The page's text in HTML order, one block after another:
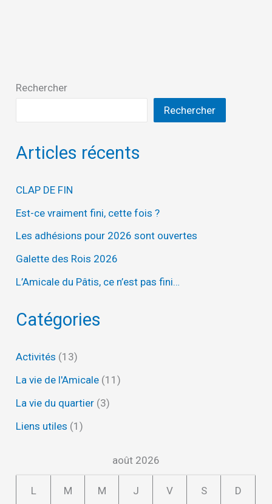
Rechercher
Rechercher
Articles récents
CLAP DE FIN
Est-ce vraiment fini, cette fois ?
Les adhésions pour 2026 sont ouvertes
Galette des Rois 2026
L’Amicale du Pâtis, ce n’est pas fini…
Catégories
Activités (13)
La vie de l'Amicale (11)
La vie du quartier (3)
Liens utiles (1)
août 2026
L M M J V S D